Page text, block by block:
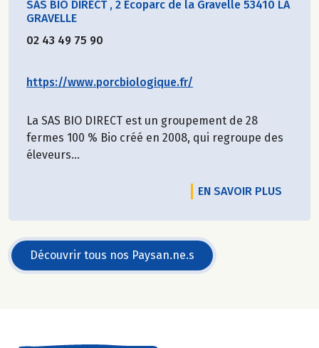
SAS BIO DIRECT , 2 Ecoparc de la Gravelle 53410 LA
GRAVELLE
02 43 49 75 90
https://www.porcbiologique.fr/
La SAS BIO DIRECT est un groupement de 28
fermes 100 % Bio créé en 2008, qui regroupe des
éleveurs...
EN SAVOIR PLUS
Découvrir tous nos Paysan.ne.s